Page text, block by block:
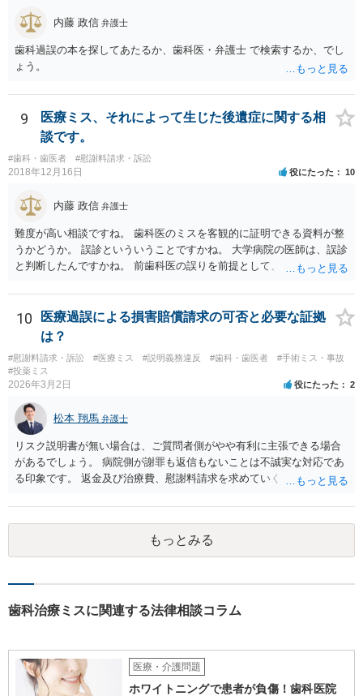
内藤 政信 弁護士
歯科過誤の本を探してあたるか、歯科医・弁護士 で検索するか、でし
ょう。
9
医療ミス、それによって生じた後遺症に関する相
談です。
#歯科・歯医者 #慰謝料請求・訴訟
2018年12月16日 役にたった 10
内藤 政信 弁護士
難度が高い相談ですね。 歯科医のミスを客観的に証明できる資料が整
うかどうか。 誤診といういうことですかね。 大学病院の医師は、誤診
と判断したんですかね。 前歯科医の誤りを前提として、 その医師はど
前医師の診断の誤りに起因するものかどうか、 大学病院の医師は、ど
う見ているんでしょうかね。 歯科医の資格を持ってる弁護士もいます
ね。 そのような弁護士を探すのもいいと思いますね。
10
医療過誤による損害賠償請求の可否と必要な証拠
は？
#慰謝料請求・訴訟 #医療ミス #説明義務違反 #歯科・歯医者
#手術ミス・事故
#投薬ミス
2026年3月2日 役にたった 2
松本 翔馬 弁護士
リスク説明書が無い場合は、ご質問者側がやや有利に主張できる場合
があるでしょう。 病院側が謝罪も返信もないことは不誠実な対応であ
る印象です。 返金及び治療費、慰謝料請求を求めていくことになるか
代理人として病院側との交渉窓口となることも方法の一つです。 ご自
身で内容証明を出される場合、書面にご質問者の不利になる事情を記
載した場合はそれ以降の交渉ハードルが上がってしまうため慎重に検
討されるとよいでしょう。
もっとみる
歯科治療ミスに関連する法律相談コラム
医療・介護問題
ホワイトニングで患者が負傷！歯科医院